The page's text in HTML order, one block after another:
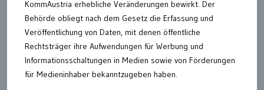
KommAustria erhebliche Veränderungen bewirkt. Der
Behörde obliegt nach dem Gesetz die Erfassung und
Veröffentlichung von Daten, mit denen öffentliche
Rechtsträger ihre Aufwendungen für Werbung und
Informationsschaltungen in Medien sowie von Förderungen
für Medieninhaber bekanntzugeben haben.